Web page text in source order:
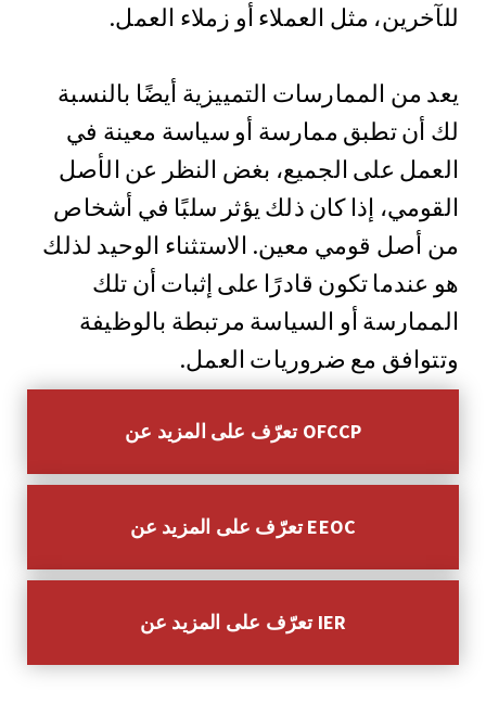
للآخرين، مثل العملاء أو زملاء العمل.
يعد من الممارسات التمييزية أيضًا بالنسبة
لك أن تطبق ممارسة أو سياسة معينة في
العمل على الجميع، بغض النظر عن الأصل
القومي، إذا كان ذلك يؤثر سلبًا في أشخاص
من أصل قومي معين. الاستثناء الوحيد لذلك
هو عندما تكون قادرًا على إثبات أن تلك
الممارسة أو السياسة مرتبطة بالوظيفة
وتتوافق مع ضروريات العمل.
تعرّف على المزيد عن OFCCP
تعرّف على المزيد عن EEOC
تعرّف على المزيد عن IER